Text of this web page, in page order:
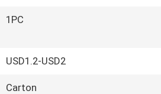
1PC
USD1.2-USD2
Carton